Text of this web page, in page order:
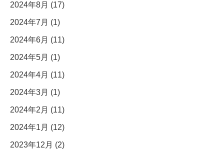
2024年8月 (17)
2024年7月 (1)
2024年6月 (11)
2024年5月 (1)
2024年4月 (11)
2024年3月 (1)
2024年2月 (11)
2024年1月 (12)
2023年12月 (2)